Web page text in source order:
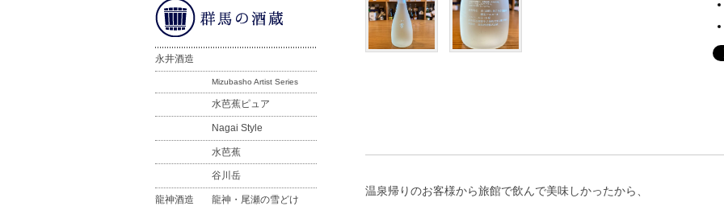
温泉帰りのお客様から旅館で飲んで美味しかったから、
永井酒造
Mizubasho Artist Series
水芭蕉ピュア
Nagai Style
水芭蕉
谷川岳
龍神酒造 龍神・尾瀬の雪どけ